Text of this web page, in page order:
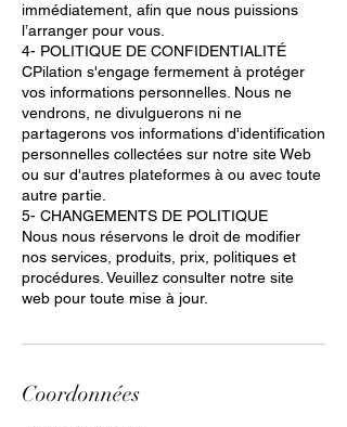
immédiatement, afin que nous puissions
l’arranger pour vous.
4- POLITIQUE DE CONFIDENTIALITÉ
CPilation s'engage fermement à protéger
vos informations personnelles. Nous ne
vendrons, ne divulguerons ni ne
partagerons vos informations d'identification
personnelles collectées sur notre site Web
ou sur d'autres plateformes à ou avec toute
autre partie.
5- CHANGEMENTS DE POLITIQUE
Nous nous réservons le droit de modifier
nos services, produits, prix, politiques et
procédures. Veuillez consulter notre site
web pour toute mise à jour.
Coordonnées